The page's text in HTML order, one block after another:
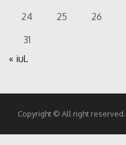
24
25 26
31
« iul.
Copyright © All right reserved.